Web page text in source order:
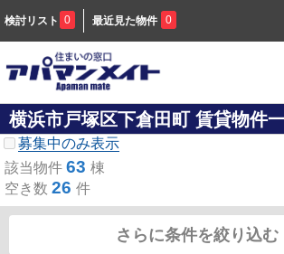
検討リスト 0 最近見た物件 0
横浜市戸塚区下倉田町 賃貸物件
募集中のみ表示
該当物件 63 棟
空き数 26 件
さらに条件を絞り込む